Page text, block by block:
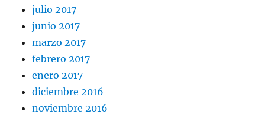
julio 2017
junio 2017
marzo 2017
febrero 2017
enero 2017
diciembre 2016
noviembre 2016